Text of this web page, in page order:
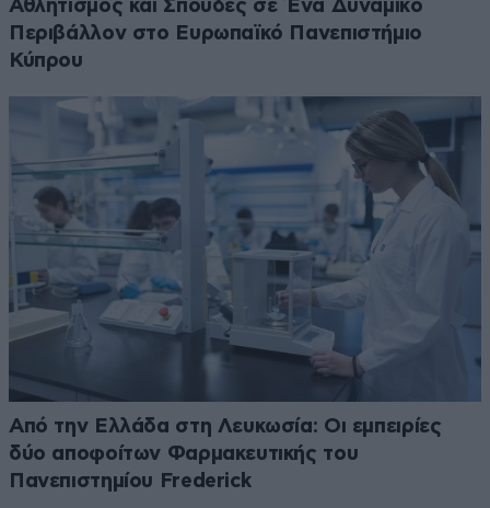
Αθλητισμός και Σπουδές σε Ένα Δυναμικό
Περιβάλλον στο Ευρωπαϊκό Πανεπιστήμιο
Κύπρου
Από την Ελλάδα στη Λευκωσία: Οι εμπειρίες
δύο αποφοίτων Φαρμακευτικής του
Πανεπιστημίου Frederick